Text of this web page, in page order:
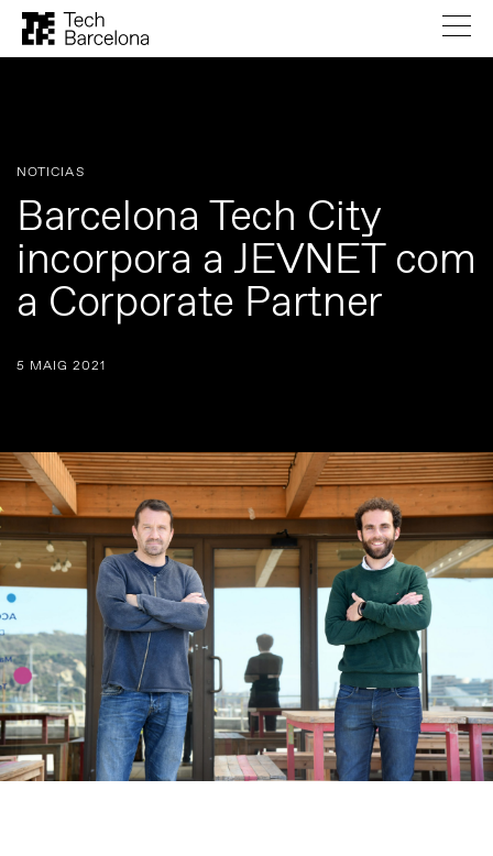
NOTICIAS
Barcelona Tech City
incorpora a JEVNET com
a Corporate Partner
5 MAIG 2021